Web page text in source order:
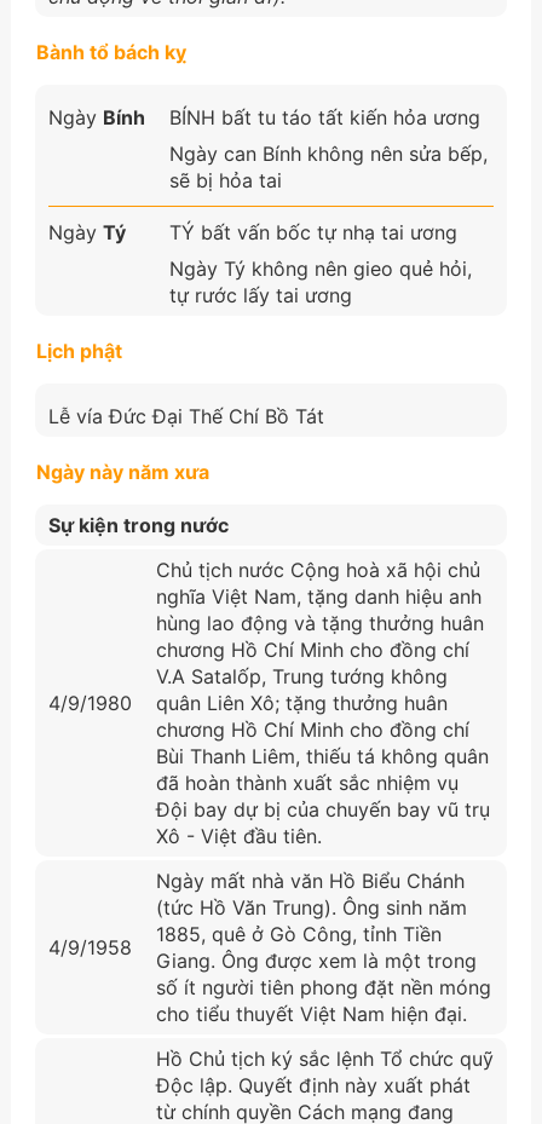
Bành tổ bách kỵ
Ngày Bính
BÍNH bất tu táo tất kiến hỏa ương
Ngày can Bính không nên sửa bếp,
sẽ bị hỏa tai
Ngày Tý
TÝ bất vấn bốc tự nhạ tai ương
Ngày Tý không nên gieo quẻ hỏi,
tự rước lấy tai ương
Lịch phật
Lễ vía Đức Đại Thế Chí Bồ Tát
Ngày này năm xưa
Sự kiện trong nước
4/9/1980
Chủ tịch nước Cộng hoà xã hội chủ
nghĩa Việt Nam, tặng danh hiệu anh
hùng lao động và tặng thưởng huân
chương Hồ Chí Minh cho đồng chí
V.A Satalốp, Trung tướng không
quân Liên Xô; tặng thưởng huân
chương Hồ Chí Minh cho đồng chí
Bùi Thanh Liêm, thiếu tá không quân
đã hoàn thành xuất sắc nhiệm vụ
Đội bay dự bị của chuyến bay vũ trụ
Xô - Việt đầu tiên.
4/9/1958
Ngày mất nhà văn Hồ Biểu Chánh
(tức Hồ Văn Trung). Ông sinh năm
1885, quê ở Gò Công, tỉnh Tiền
Giang. Ông được xem là một trong
số ít người tiên phong đặt nền móng
cho tiểu thuyết Việt Nam hiện đại.
Hồ Chủ tịch ký sắc lệnh Tổ chức quỹ
Độc lập. Quyết định này xuất phát
từ chính quyền Cách mạng đang